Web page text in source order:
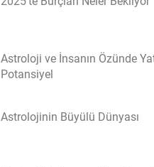
Astroloji ve İnsanın Özünde
Potansiyel
Astrolojinin Büyülü Dünyası